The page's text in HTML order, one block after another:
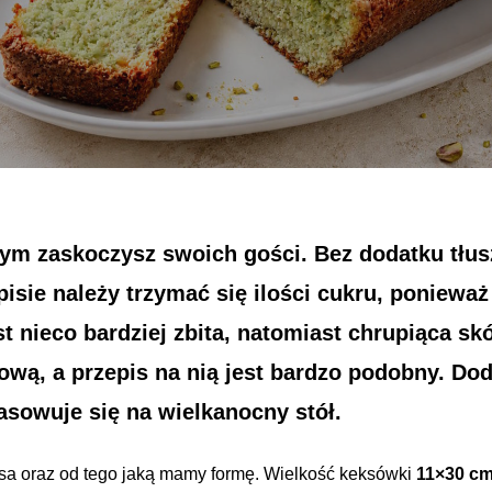
zaskoczysz swoich gości. Bez dodatku
należy trzymać się ilości cukru,
bardziej zbita, natomiast chrupiąca
a przepis na nią jest bardzo podobny.
się na wielkanocny stół.
oraz od tego jaką mamy formę. Wielkość keksówki 11×30